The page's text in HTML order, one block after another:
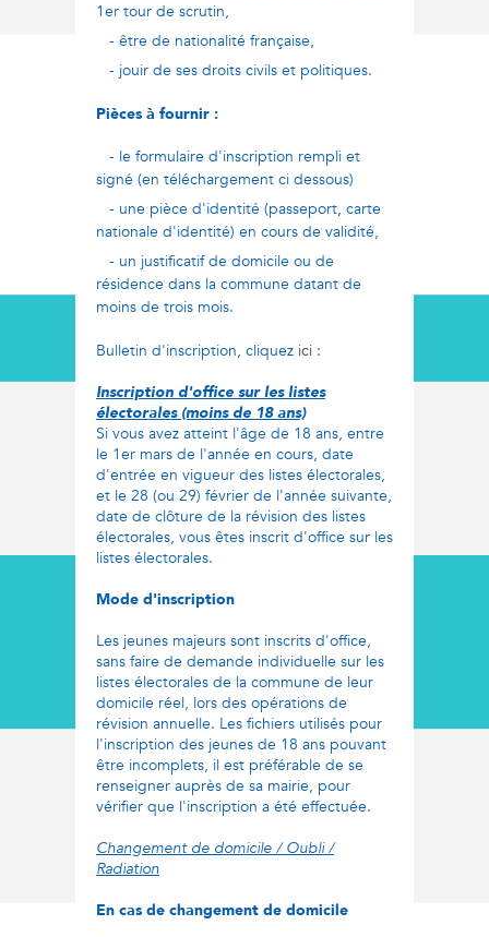
1er tour de scrutin,
- être de nationalité française,
- jouir de ses droits civils et politiques.
Pièces à fournir :
- le formulaire d'inscription rempli et
signé (en téléchargement ci dessous)
- une pièce d'identité (passeport, carte
nationale d'identité) en cours de validité,
- un justificatif de domicile ou de
résidence dans la commune datant de
moins de trois mois.
Bulletin d'inscription, cliquez ici :
Inscription d'office sur les listes
électorales (moins de 18 ans)
Si vous avez atteint l'âge de 18 ans, entre
le 1er mars de l'année en cours, date
d'entrée en vigueur des listes électorales,
et le 28 (ou 29) février de l'année suivante,
date de clôture de la révision des listes
électorales, vous êtes inscrit d'office sur les
listes électorales.
Mode d'inscription
Les jeunes majeurs sont inscrits d'office,
sans faire de demande individuelle sur les
listes électorales de la commune de leur
domicile réel, lors des opérations de
révision annuelle. Les fichiers utilisés pour
l'inscription des jeunes de 18 ans pouvant
être incomplets, il est préférable de se
renseigner auprès de sa mairie, pour
vérifier que l'inscription a été effectuée.
Changement de domicile / Oubli /
Radiation
En cas de changement de domicile